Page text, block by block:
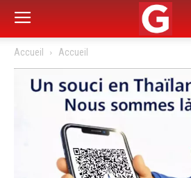
Accueil Accueil